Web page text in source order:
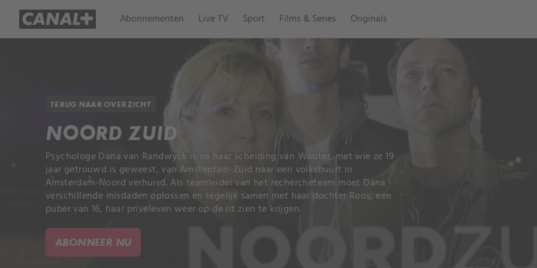
Abonnementen Live TV Sport Films & Series Originals
TERUG NAAR OVERZICHT
NOORD ZUID
Psychologe Dana van Randwyck is na haar scheiding van Wouter, met wie ze 19
jaar getrouwd is geweest, van Amsterdam-Zuid naar een volksbuurt in
Amsterdam-Noord verhuisd. Als teamleider van het rechercheteam moet Dana
verschillende misdaden oplossen en tegelijk samen met haar dochter Roos, een
puber van 16, haar privéleven weer op de rit zien te krijgen.
ABONNEER NU